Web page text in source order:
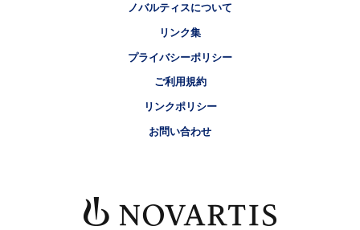
ノバルティスについて
リンク集
プライバシーポリシー
ご利用規約
リンクポリシー
お問い合わせ